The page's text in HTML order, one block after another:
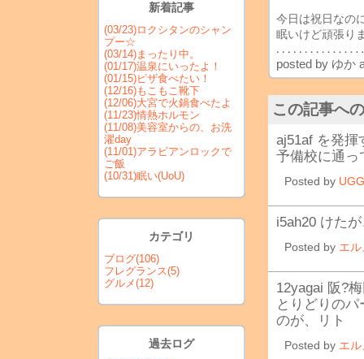
新着記事
(03/23)ロクシタンのシャン
プー☆
(03/14)まったり中。
(01/17)温泉にいったよ！
(01/15)ピザ食べたい！
(12/16)もこもこ靴下
(12/06)大宮で火鍋食べたよ
(11/23)情熱ホルモン
(11/08)美容室からの、お洗
濯day
(11/01)アラビアンロックで
ご飯
(10/31)眠い(UoU)
カテゴリ
ブログ(106)
フレグランス(5)
グルメ(12)
過去ログ
今日は祝日なの
眠いけど頑張り
posted by ゆか
この記事へ
aj51af を発
予備校に通っ
Posted by UGG
i5ah20 けた
Posted by エ
12yagai 阪?
とりどりの
のが、リト
Posted by エ